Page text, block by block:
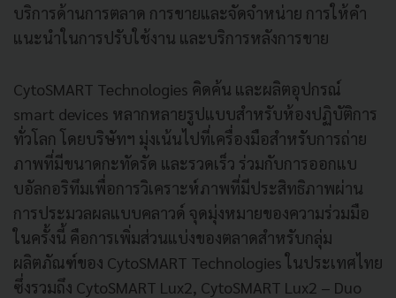
บริการด้านการตลาด การขายและจัดจำหน่าย การให้คำ
แนะนำในการปรับใช้งาน และบริการหลังการขาย
CytoSMART Technologies คิดค้น และผลิตอุปกรณ์
smart devices หลากหลายรูปแบบสําหรับห้องปฏิบัติการ
ทั่วโลก โดยบริษัทฯ มุ่งเน้นไปที่เครื่องมือสำหรับการถ่าย
ภาพที่มีขนาดกะทัดรัด และรวดเร็ว ร่วมกับการออกแบ
บอัลกอริทึมเพื่อการวิเคราะห์ภาพที่มีประสิทธิภาพผ่าน
การประมวลผลแบบคลาวด์ จุดมุ่งหมายของความร่วมมือ
ในครั้งนี้ คือการเพิ่มส่วนแบ่งของตลาดสำหรับกลุ่ม
ผลิตภัณฑ์ของ CytoSMART Technologies ในประเทศไทย
ซึ่งรวมถึง CytoSMART Lux2, CytoSMART Lux2 – Duo